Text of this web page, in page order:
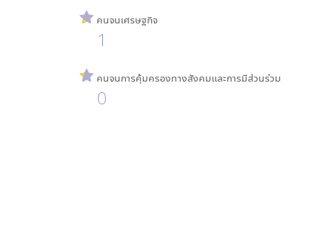
คนจนเศรษฐกิจ
1
คนจนการคุ้มครองทางสังคมและการมีส่วนร่วม
0